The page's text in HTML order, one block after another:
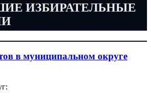
ИЗБИРАТЕЛЬНЫЕ
в муниципальном округе